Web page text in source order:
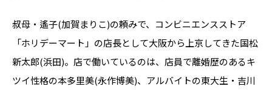
叔母・遙子(加賀まりこ)の頼みで、コンビニエンスストア
「ホリデーマート」の店長として大阪から上京してきた国松
新太郎(浜田)。店で働いているのは、店員で離婚歴のあるキ
ツイ性格の本多里美(永作博美)、アルバイトの東大生・吉川